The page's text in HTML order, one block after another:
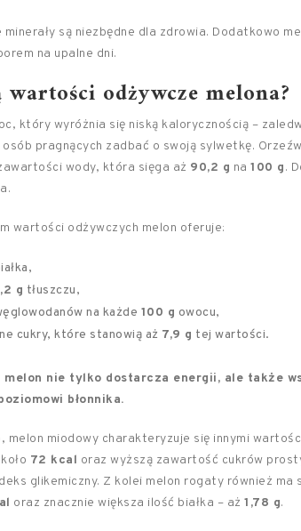
są niezbędne dla zdrowia. Dodatkowo
na upalne dni.
wartości odżywcze melona?
który wyróżnia się niską kalorycznością –
pragnących zadbać o swoją sylwetkę.
wody, która sięga aż 90,2 g na 100 g.
wartości odżywczych melon oferuje:
g tłuszczu,
na każde 100 g owocu,
cukry, które stanowią aż 7,9 g tej wartości.
melon nie tylko dostarcza energii, ale także
błonnika.
melon miodowy charakteryzuje się innymi
72 kcal oraz wyższą zawartość cukrów
glikemiczny. Z kolei melon rogaty również ma
oraz znacznie większa ilość białka – aż 1,78 g.